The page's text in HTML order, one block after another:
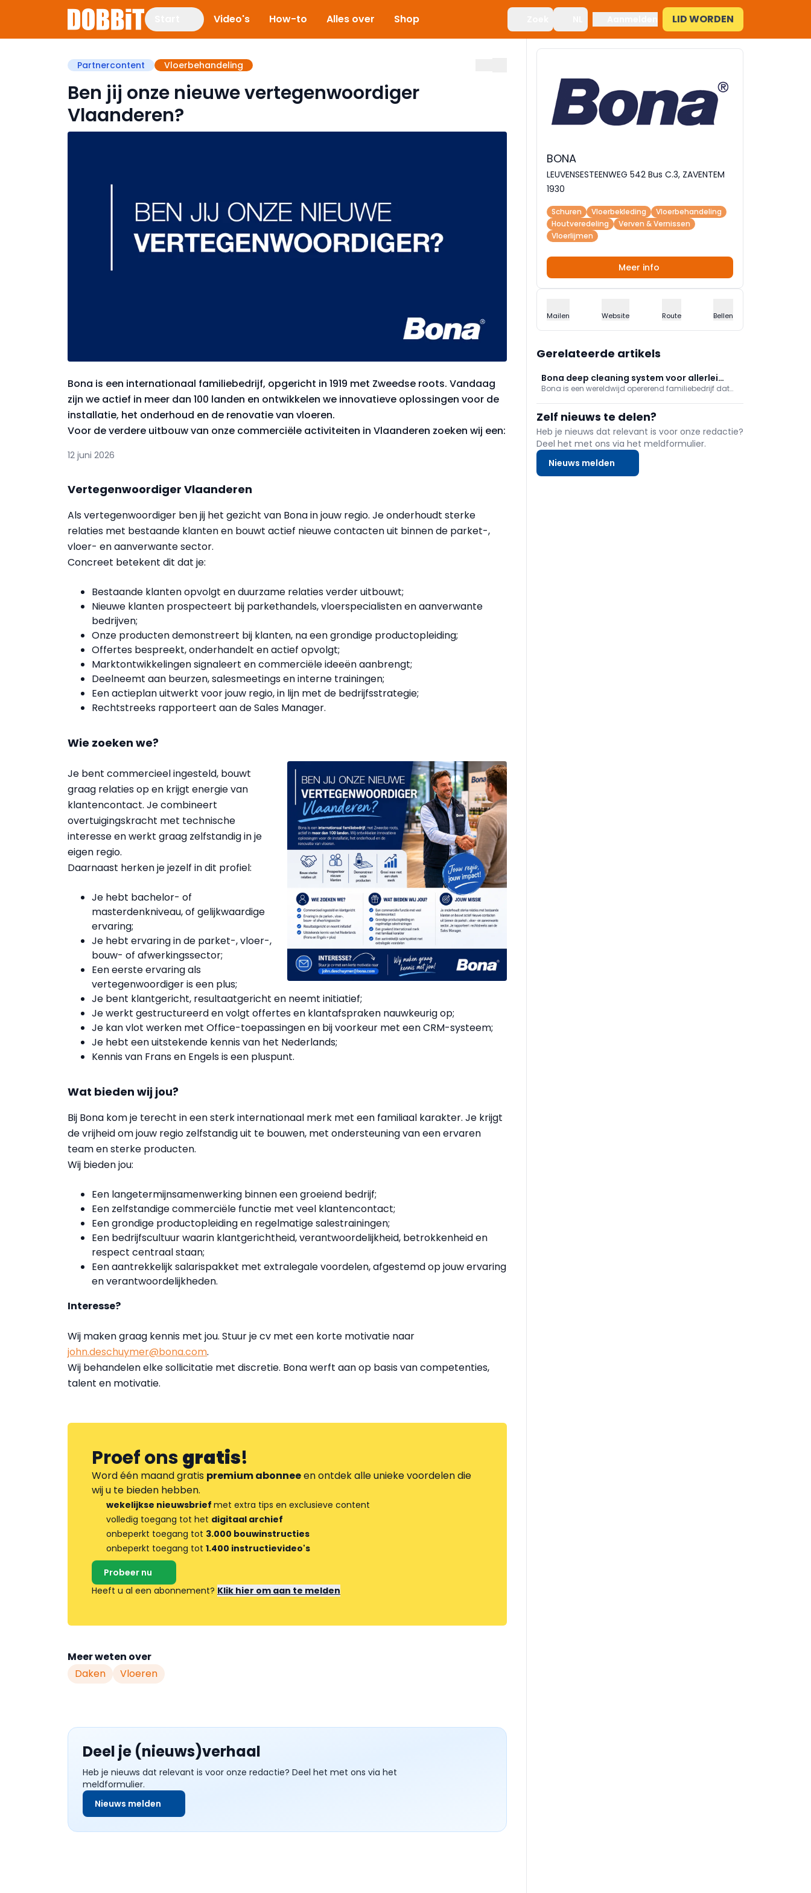
Video's How-to Alles over Shop LID WORDEN
Partnercontent Vloerbehandeling
Ben jij onze nieuwe vertegenwoordiger
Vlaanderen?
Bona is een internationaal familiebedrijf, opgericht in 1919 met Zweedse roots. Vandaag
zijn we actief in meer dan 100 landen en ontwikkelen we innovatieve oplossingen voor de
installatie, het onderhoud en de renovatie van vloeren.
Voor de verdere uitbouw van onze commerciële activiteiten in Vlaanderen zoeken wij een:
12 juni 2026
Vertegenwoordiger Vlaanderen
Als vertegenwoordiger ben jij het gezicht van Bona in jouw regio. Je onderhoudt sterke
relaties met bestaande klanten en bouwt actief nieuwe contacten uit binnen de parket-,
vloer- en aanverwante sector.
Concreet betekent dit dat je:
Bestaande klanten opvolgt en duurzame relaties verder uitbouwt;
Nieuwe klanten prospecteert bij parkethandels, vloerspecialisten en aanverwante
bedrijven;
Onze producten demonstreert bij klanten, na een grondige productopleiding;
Offertes bespreekt, onderhandelt en actief opvolgt;
Marktontwikkelingen signaleert en commerciële ideeën aanbrengt;
Deelneemt aan beurzen, salesmeetings en interne trainingen;
Een actieplan uitwerkt voor jouw regio, in lijn met de bedrijfsstrategie;
Rechtstreeks rapporteert aan de Sales Manager.
Wie zoeken we?
Je bent commercieel ingesteld, bouwt
graag relaties op en krijgt energie van
klantencontact. Je combineert
overtuigingskracht met technische
interesse en werkt graag zelfstandig in je
eigen regio.
Daarnaast herken je jezelf in dit profiel:
Je hebt bachelor- of
masterdenkniveau, of gelijkwaardige
ervaring;
Je hebt ervaring in de parket-, vloer-,
bouw- of afwerkingssector;
Een eerste ervaring als
vertegenwoordiger is een plus;
Je bent klantgericht, resultaatgericht en neemt initiatief;
Je werkt gestructureerd en volgt offertes en klantafspraken nauwkeurig op;
Je kan vlot werken met Office-toepassingen en bij voorkeur met een CRM-systeem;
Je hebt een uitstekende kennis van het Nederlands;
Kennis van Frans en Engels is een pluspunt.
Wat bieden wij jou?
Bij Bona kom je terecht in een sterk internationaal merk met een familiaal karakter. Je krijgt
de vrijheid om jouw regio zelfstandig uit te bouwen, met ondersteuning van een ervaren
team en sterke producten.
Wij bieden jou:
Een langetermijnsamenwerking binnen een groeiend bedrijf;
Een zelfstandige commerciële functie met veel klantencontact;
Een grondige productopleiding en regelmatige salestrainingen;
Een bedrijfscultuur waarin klantgerichtheid, verantwoordelijkheid, betrokkenheid en
respect centraal staan;
Een aantrekkelijk salarispakket met extralegale voordelen, afgestemd op jouw ervaring
en verantwoordelijkheden.
Interesse?
Wij maken graag kennis met jou. Stuur je cv met een korte motivatie naar
john.deschuymer@bona.com.
Wij behandelen elke sollicitatie met discretie. Bona werft aan op basis van competenties,
talent en motivatie.
Proef onsgratis!
Word één maand gratis premium abonneeen ontdek alle unieke voordelen die
wij u te bieden hebben.
wekelijkse nieuwsbrief met extra tips en exclusieve content
volledig toegang tot het digitaal archief
onbeperkt toegang tot 3.000 bouwinstructies
onbeperkt toegang tot 1.400 instructievideo's
Probeer nu
Heeft u al een abonnement? Klik hier om aan te melden
Meer weten over
Daken
Vloeren
Deel je (nieuws)verhaal
Heb je nieuws dat relevant is voor onze redactie? Deel het met ons via het
meldformulier.
Nieuws melden
BONA
LEUVENSESTEENWEG 542 Bus C.3, ZAVENTEM
1930
Schuren Vloerbekleding
Vloerbehandeling
Houtveredeling
Verven & Vernissen
Vloerlijmen
Meer info
Mailen Website Route Bellen
Gerelateerde artikels
Bona deep cleaning system voor allerlei
vloeroppervlakken
Bona is een wereldwijd opererend familiebedrijf dat
vloeroppervlakken, waaronder hout, tegels, vinyl,
rubber en laminaat.
Zelf nieuws te delen?
Heb je nieuws dat relevant is voor onze redactie?
Deel het met ons via het meldformulier.
Nieuws melden